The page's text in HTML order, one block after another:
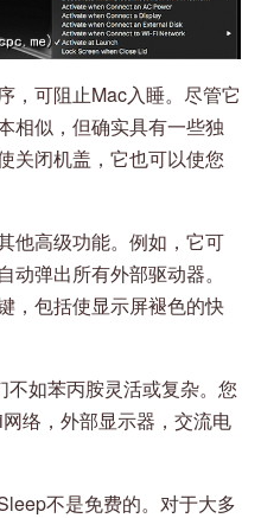
，可阻止Mac入睡。尽管它
相似，但确实具有一些独
关闭机盖，它也可以使您
他高级功能。例如，它可
弹出所有外部驱动器。
，包括使显示屏褪色的快
不如苯丙胺灵活或复杂。您
络，外部显示器，交流电
不是免费的。对于大多